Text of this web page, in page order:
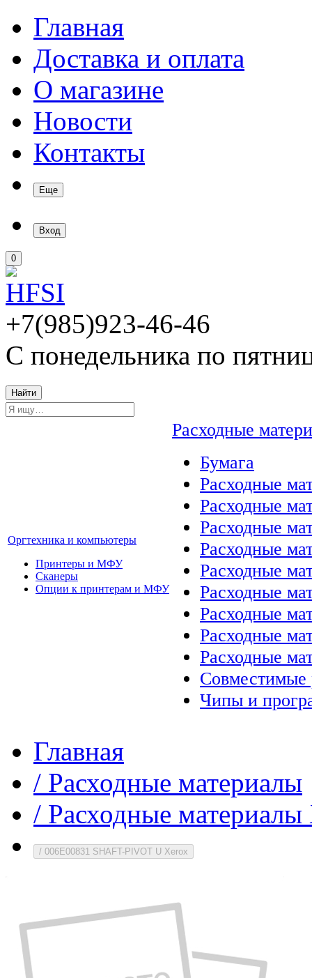
Главная
Доставка и оплата
О магазине
Новости
Контакты
Еще
Вход
0
+7(985)923-46-46
С понедельника по
Найти
Оргтехника и компьютеры
Принтеры и МФУ
Сканеры
Опции к принтерам и МФУ
Расходные
Бумага
Расходные
Расходные
Расходные
Расходные
Расходные
Расходные
Расходные
Расходные
Расходные
Совместимые
Чипы и
Главная
/ Расходные материалы
/ Расходные
/ 006E00831 SHAFT-PIVOT U Xerox